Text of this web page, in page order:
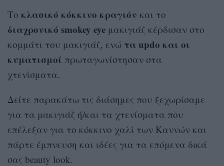
Το κλασικό κόκκινο κραγιόν και το
διαχρονικό smokey eye μακιγιάζ κέρδισαν στο
κομμάτι του μακιγιάζ, ενώ ταupdo και οι
κυματισμοί πρωταγωνίστησαν στα
χτενίσματα.
Δείτε παρακάτω τις διάσημες που ξεχωρίσαμε
για τα μακιγιάζ ή/και τα χτενίσματα που
επέλεξαν για το κόκκινο χαλί των Καννών και
πάρτε έμπνευση και ιδέες για τα επόμενα δικά
σας beauty look.